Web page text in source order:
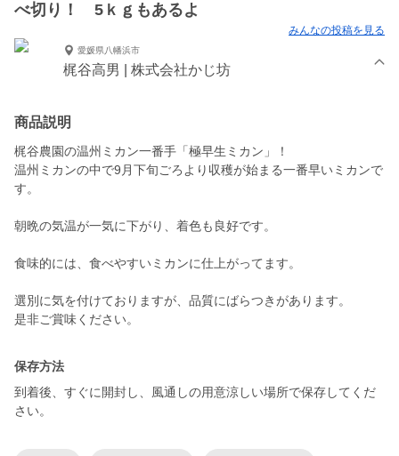
べ切り！ 5ｋｇもあるよ
みんなの投稿を見る
愛媛県八幡浜市
梶谷高男 | 株式会社かじ坊
商品説明
梶谷農園の温州ミカン一番手「極早生ミカン」！
温州ミカンの中で9月下旬ごろより収穫が始まる一番早いミカンで
す。
朝晩の気温が一気に下がり、着色も良好です。
食味的には、食べやすいミカンに仕上がってます。
選別に気を付けておりますが、品質にばらつきがあります。
是非ご賞味ください。
保存方法
到着後、すぐに開封し、風通しの用意涼しい場所で保存してくだ
さい。